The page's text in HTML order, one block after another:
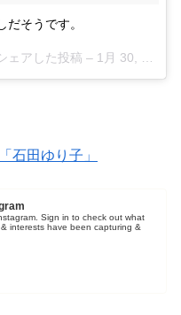
そうです。
ェアした投稿 – 1月 30, 2018 at 5:50午後 PST
「石田ゆり子」
Sign in to check out what
interests have been capturing &